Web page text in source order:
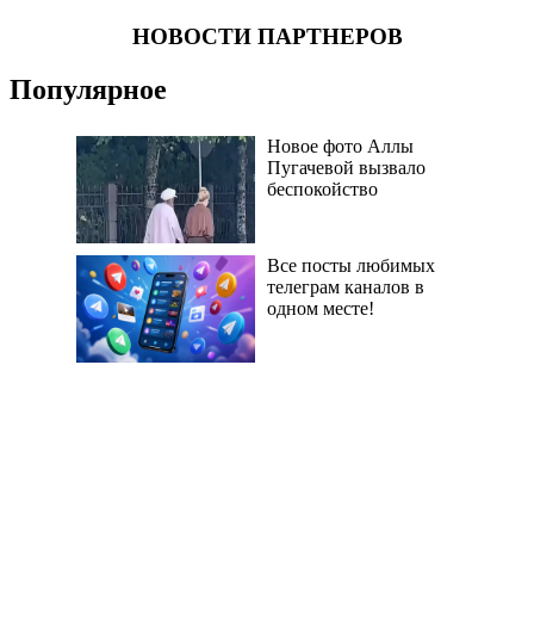
НОВОСТИ ПАРТНЕРОВ
Популярное
Новое фото Аллы
Пугачевой вызвало
беспокойство
Все посты любимых
телеграм каналов в
одном месте!